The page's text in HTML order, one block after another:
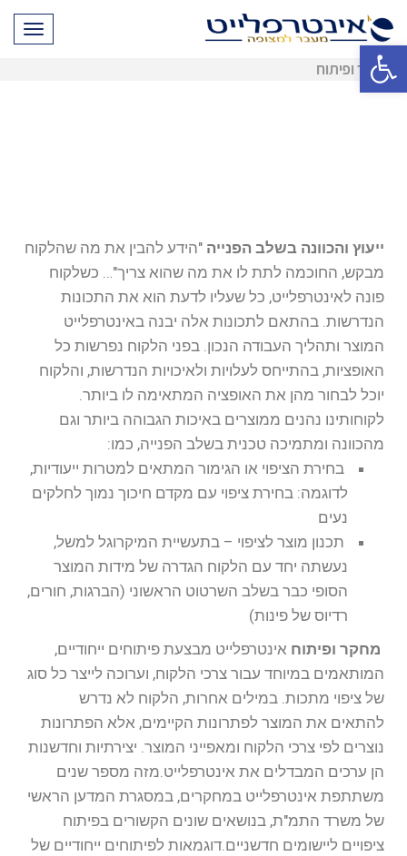
פתח סרגל נגישות
מחקר ופיתוח
ייעוץ והכוונה בשלב הפנייה "הידע להבין את מה שהלקוח
מבקש, החוכמה לתת לו את מה שהוא צריך"… כשלקוח
פונה לאינטרפלייט, כל שעליו לדעת הוא את התכונות
הנדרשות. בהתאם לתכונות אלה יבנה באינטרפלייט
המוצר ותהליך העבודה הנכון. בפני הלקוח נפרשות כל
האופציות, בהתייחס לעלויות ולאיכויות הנדרשות, והלקוח
יוכל לבחור מהן את האופציה המתאימה לו ביותר.
לקוחותינו נהנים ממוצרים באיכות הגבוהה ביותר וגם
מהכוונה ומתמיכה טכנית בשלב הפנייה, כמו:
בחירת הציפוי או הגימור המתאים למטרות ייעודיות,
לדוגמה: בחירת ציפוי עם מקדם חיכוך נמוך לחלקים
נעים
תכנון מוצר לציפוי – בתעשיית המיקרוגל למשל,
נעשתה יחד עם הלקוח הגדרה של מידות המוצר
הסופי כבר בשלב השרטוט הראשוני (הברגות, חורים,
רדיוס של פינות)
מחקר ופיתוח אינטרפלייט מבצעת פיתוחים ייחודיים,
המותאמים במיוחד עבור צרכי הלקוח, וערוכה לייצר כל סוג
של ציפוי מתכות. במילים אחרות, הלקוח לא נדרש
להתאים את המוצר לפתרונות הקיימים, אלא הפתרונות
נוצרים לפי צרכי הלקוח ומאפייני המוצר. יצירתיות וחדשנות
הן ערכים המבדלים את אינטרפלייט.מזה מספר שנים
משתתפת אינטרפלייט במחקרים, במסגרת המדען הראשי
של משרד התמ"ת, בנושאים שונים הקשורים בפיתוח
ציפויים ליישומים חדשניים.דוגמאות לפיתוחים ייחודיים של